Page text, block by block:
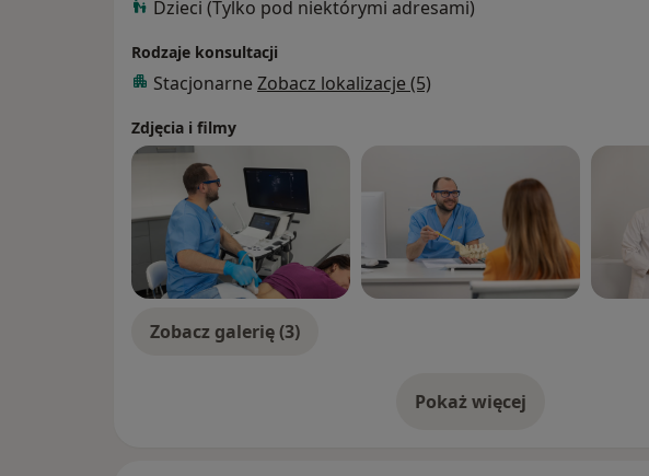
Zabiegi termolezji pozwalają zmniejszyć ból pleców, a tym samym poprawić
Zajmuję się również leczeniem zespołów bólowych głowy -
zwoju skrzydłowo-podniebiennego, blokady nerwów
Dzieci (Tylko pod niektórymi adresami)
Rodzaje konsultacji
Stacjonarne Zobacz lokalizacje (5)
Zdjęcia i filmy
Zobacz galerię (3)
Pokaż więcejo doświadczeniu